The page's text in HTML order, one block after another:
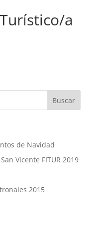
a
de Navidad
Vicente FITUR 2019
2015